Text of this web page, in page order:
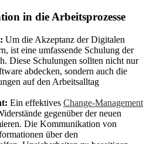
in die Arbeitsprozesse
Um die Akzeptanz der Digitalen
ist eine umfassende Schulung der
Diese Schulungen sollten nicht nur
abdecken, sondern auch die
auf den Arbeitsalltag
Ein effektives Change-Management
gegenüber der neuen
Die Kommunikation von
über den